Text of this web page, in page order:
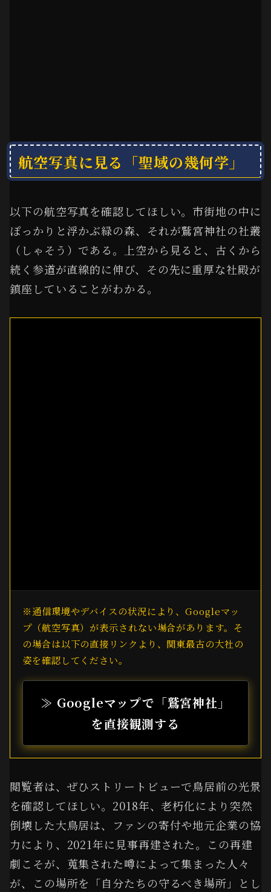
航空写真に見る「聖域の幾何学」
以下の航空写真を確認してほしい。市街地の中に
ぽっかりと浮かぶ緑の森、それが鷲宮神社の社叢
（しゃそう）である。上空から見ると、古くから
続く参道が直線的に伸び、その先に重厚な社殿が
鎮座していることがわかる。
※通信環境やデバイスの状況により、Googleマッ
プ（航空写真）が表示されない場合があります。そ
の場合は以下の直接リンクより、関東最古の大社の
姿を確認してください。
≫ Googleマップで「鷲宮神社」
を直接観測する
閲覧者は、ぜひストリートビューで鳥居前の光景
を確認してほしい。2018年、老朽化により突然
倒壊した大鳥居は、ファンの寄付や地元企業の協
力により、2021年に見事再建された。この再建
劇こそが、蒐集された噂によって集まった人々
が、この場所を「自分たちの守るべき場所」とし